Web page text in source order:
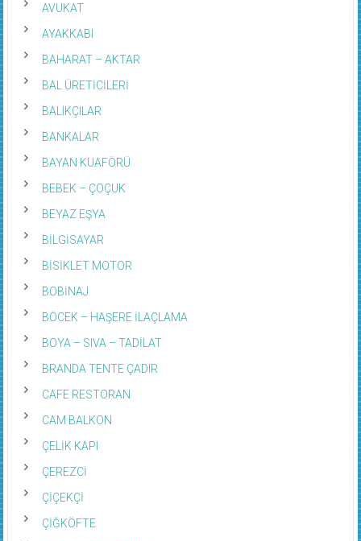
AVUKAT
AYAKKABI
BAHARAT – AKTAR
BAL ÜRETİCİLERİ
BALIKÇILAR
BANKALAR
BAYAN KUAFÖRÜ
BEBEK – ÇOÇUK
BEYAZ EŞYA
BİLGİSAYAR
BİSİKLET MOTOR
BOBİNAJ
BÖCEK – HAŞERE İLAÇLAMA
BOYA – SIVA – TADİLAT
BRANDA TENTE ÇADIR
CAFE RESTORAN
CAM BALKON
ÇELİK KAPI
ÇEREZCİ
ÇİÇEKÇİ
ÇİĞKÖFTE